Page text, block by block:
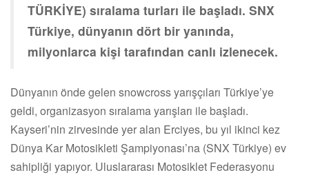
TÜRKİYE) sıralama turları ile başladı. SNX
Türkiye, dünyanın dört bir yanında,
milyonlarca kişi tarafından canlı izlenecek.
Dünyanın önde gelen snowcross yarışçıları Türkiye’ye
geldi, organizasyon sıralama yarışları ile başladı.
Kayseri’nin zirvesinde yer alan Erciyes, bu yıl ikinci kez
Dünya Kar Motosikleti Şampiyonası’na (SNX Türkiye) ev
sahipliği yapıyor. Uluslararası Motosiklet Federasyonu